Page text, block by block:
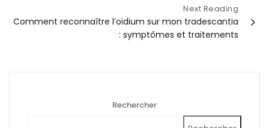
Next Reading
Comment reconnaître l’oïdium sur mon tradescantia
: symptômes et traitements
Rechercher